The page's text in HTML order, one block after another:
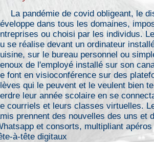
La pandémie de covid obligeant, le
dans tous les domaines,
ou choisi par les individus.
se réalise devant un ordinateur
sur le bureau personnel ou
de l'employé installé sur son
font en visioconférence sur des
qui le peuvent et le veulent bien
leur année scolaire en se
courriels et leurs classes virtuelles.
prennent des nouvelles des uns et
et consorts, multipliant
à-tête digitaux